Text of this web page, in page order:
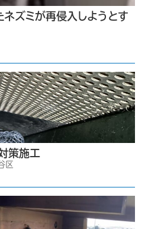
ネズミが再侵入しようとす
策施工
区